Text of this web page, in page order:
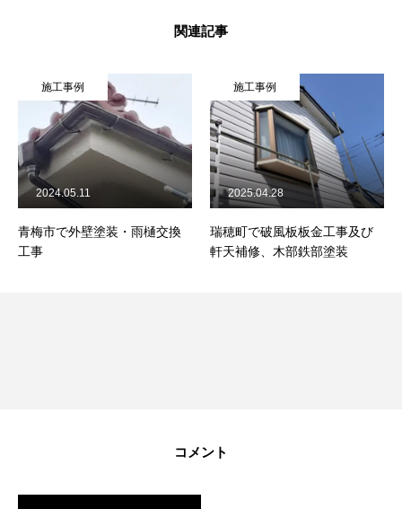
関連記事
施工事例
青梅市で外壁塗装・雨樋交換
工事
2024.05.11
施工事例
瑞穂町で破風板板金工事及び
軒天補修、木部鉄部塗装
2025.04.28
コメント